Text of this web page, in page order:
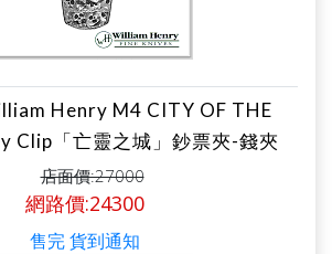
Henry M4 CITY OF THE
Clip「亡靈之城」鈔票夾-錢夾
店面價:27000
網路價:24300
售完 貨到通知